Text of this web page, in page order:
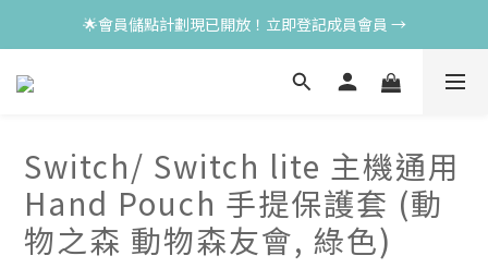
🌟會員儲點計劃現已開放！立即登記成員會員 →
Switch/ Switch lite 主機通用
Hand Pouch 手提保護套 (動
物之森 動物森友會, 綠色)